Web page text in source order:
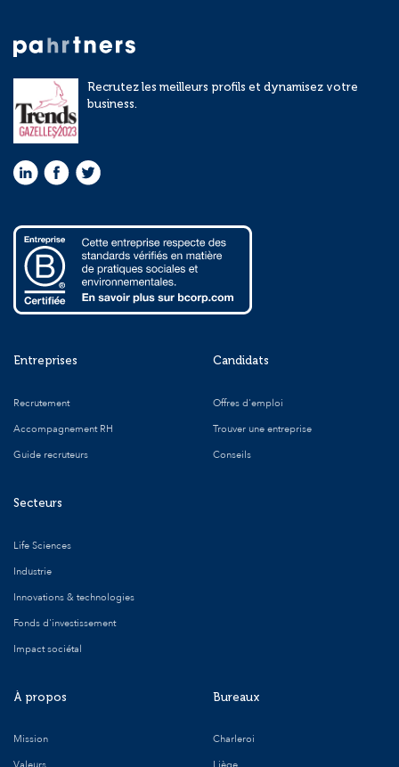
Recrutez les meilleurs profils et dynamisez votre
business.
Entreprises
Recrutement
Accompagnement RH
Guide recruteurs
Secteurs
Life Sciences
Industrie
Innovations & technologies
Fonds d'investissement
Impact sociétal
Candidats
Offres d'emploi
Trouver une entreprise
Conseils
À propos
Mission
Bureaux
Charleroi